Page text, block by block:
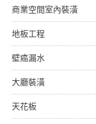
商業空間室內裝潢
地板工程
壁癌漏水
大廳裝潢
天花板